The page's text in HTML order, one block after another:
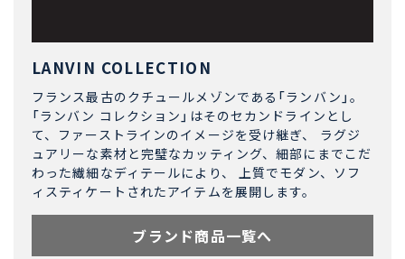
LANVIN COLLECTION
フランス最古のクチュールメゾンである「ランバン」。
「ランバン コレクション」はそのセカンドラインとし
て、ファーストラインのイメージを受け継ぎ、 ラグジ
ュアリーな素材と完璧なカッティング、細部にまでこだ
わった繊細なディテールにより、 上質でモダン、ソフ
ィスティケートされたアイテムを展開します。
ブランド商品一覧へ